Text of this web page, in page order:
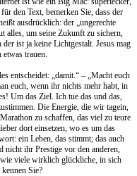
den Text, bemerken Sie, dass der
ausdrücklich: der „ungerechte
alles, um seine Zukunft zu sichern,
ist ja keine Lichtgestalt. Jesus mag
trauen.
entscheidet: „damit.“ – „Macht euch
euch, wenn ihr nichts mehr habt, in
Um das Ziel. Ich tue das und das,
Die Energie, die wir tagein,
zu schaffen, das viel zu teure
dort einsetzen, wo es um das
ein Leben, das stimmt; das auch
ihr Prestige vor den anderen,
viele wirklich glückliche, in sich
Sie?